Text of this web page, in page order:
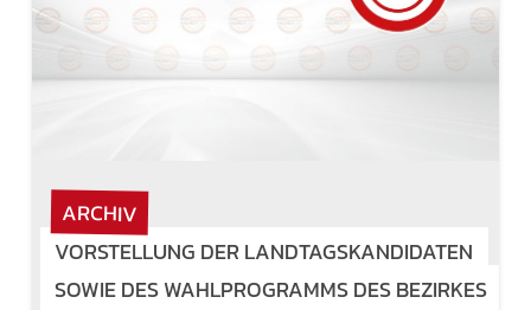
ARCHIV
VORSTELLUNG DER LANDTAGSKANDIDATEN
SOWIE DES WAHLPROGRAMMS DES BEZIRKES